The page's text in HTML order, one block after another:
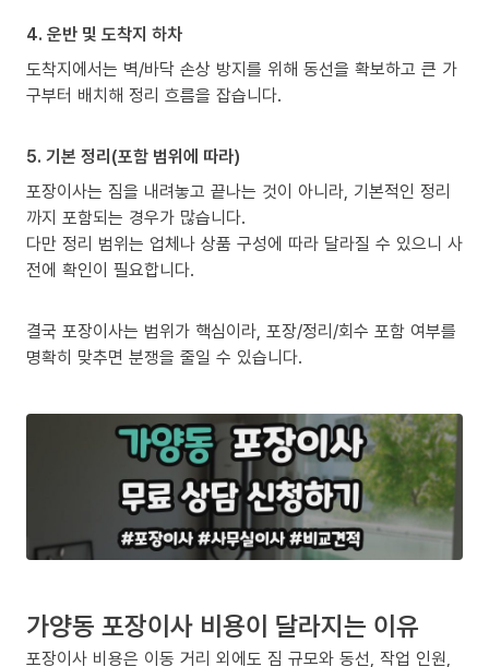
4. 운반 및 도착지 하차
도착지에서는 벽/바닥 손상 방지를 위해 동선을 확보하고 큰 가
구부터 배치해 정리 흐름을 잡습니다.
5. 기본 정리(포함 범위에 따라)
포장이사는 짐을 내려놓고 끝나는 것이 아니라, 기본적인 정리
까지 포함되는 경우가 많습니다.
다만 정리 범위는 업체나 상품 구성에 따라 달라질 수 있으니 사
전에 확인이 필요합니다.
결국 포장이사는 범위가 핵심이라, 포장/정리/회수 포함 여부를
명확히 맞추면 분쟁을 줄일 수 있습니다.
가양동 포장이사 비용이 달라지는 이유
포장이사 비용은 이동 거리 외에도 짐 규모와 동선, 작업 인원,